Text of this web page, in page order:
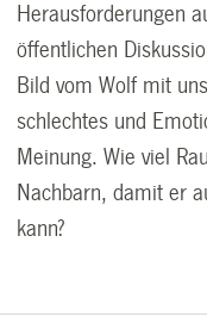
Herausforderungen
öffentlichen
Bild vom Wolf mit
schlechtes und
Meinung. Wie viel
Nachbarn, damit er
kann?